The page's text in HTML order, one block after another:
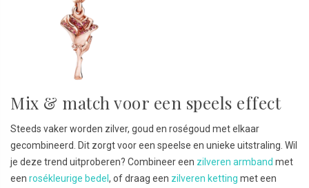
Mix & match voor een speels effect
Steeds vaker worden zilver, goud en roségoud met elkaar
gecombineerd. Dit zorgt voor een speelse en unieke uitstraling. Wil
je deze trend uitproberen? Combineer een zilveren armband met
een rosékleurige bedel , of draag een zilveren ketting met een